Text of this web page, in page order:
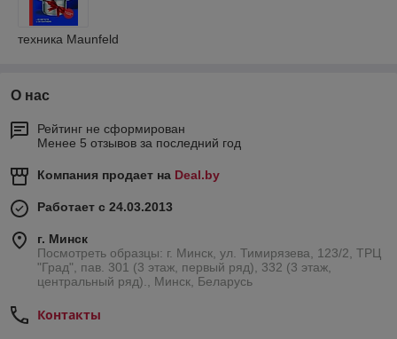
техника Maunfeld
О нас
Рейтинг не сформирован
Менее 5 отзывов за последний год
Компания продает на Deal.by
Работает с 24.03.2013
г. Минск
Посмотреть образцы: г. Минск, ул. Тимирязева, 123/2, ТРЦ
"Град", пав. 301 (3 этаж, первый ряд), 332 (3 этаж,
центральный ряд)., Минск, Беларусь
Контакты